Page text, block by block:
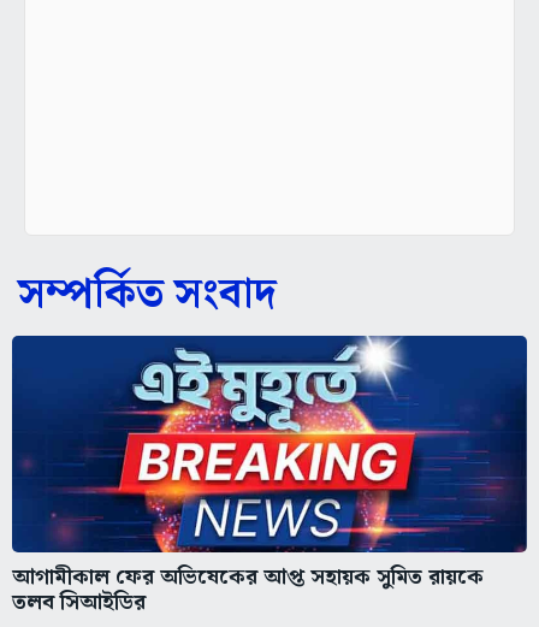
সম্পর্কিত সংবাদ
আগামীকাল ফের অভিষেকের আপ্ত সহায়ক সুমিত রায়কে
তলব সিআইডির